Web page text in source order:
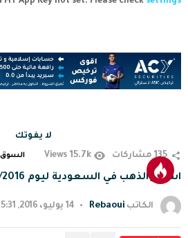
لا يفوتك
135 مشاركات 15.7k
Views
اسعار الذهب في السعودية ليوم 14/07/2016
الكاتب Rebaoui 14 يوليو، 2016, 5:31 م